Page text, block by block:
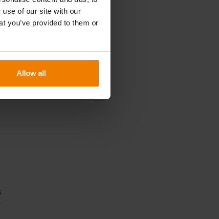
use of our site with our
you’ve provided to them or
Allow all